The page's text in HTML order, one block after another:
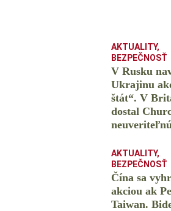
AKTUALITY,
BEZPEČNOSŤ
V Rusku
Ukrajinu
štát“. V
dostal
AKTUALITY,
BEZPEČNOSŤ
Čína sa
akciou ak
Taiwan.